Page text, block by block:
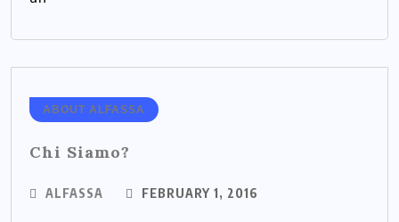
ABOUT ALFASSA
Chi Siamo?
ALFASSA FEBRUARY 1, 2016